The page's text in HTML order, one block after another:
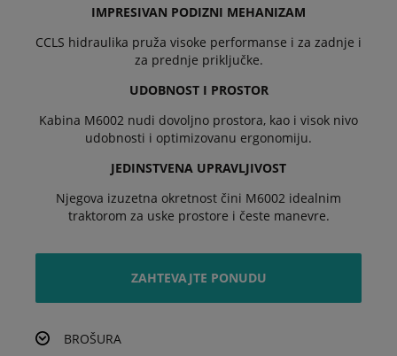
IMPRESIVAN PODIZNI MEHANIZAM
CCLS hidraulika pruža visoke performanse i za zadnje i
za prednje priključke.
UDOBNOST I PROSTOR
Kabina M6002 nudi dovoljno prostora, kao i visok nivo
udobnosti i optimizovanu ergonomiju.
JEDINSTVENA UPRAVLJIVOST
Njegova izuzetna okretnost čini M6002 idealnim
traktorom za uske prostore i česte manevre.
ZAHTEVAJTE PONUDU
BROŠURA